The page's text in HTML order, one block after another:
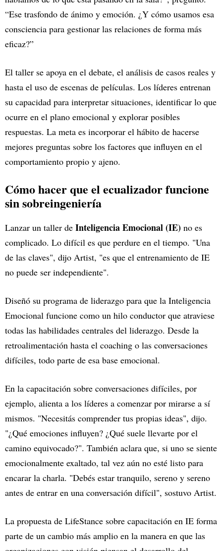
“Ese trasfondo de ánimo y emoción. ¿Y cómo usamos esa
consciencia para gestionar las relaciones de forma más
eficaz?”
El taller se apoya en el debate, el análisis de casos reales y
hasta el uso de escenas de películas. Los líderes entrenan
su capacidad para interpretar situaciones, identificar lo que
ocurre en el plano emocional y explorar posibles
respuestas. La meta es incorporar el hábito de hacerse
mejores preguntas sobre los factores que influyen en el
comportamiento propio y ajeno.
Cómo hacer que el ecualizador funcione
sin sobreingeniería
Lanzar un taller de Inteligencia Emocional (IE) no es
complicado. Lo difícil es que perdure en el tiempo. "Una
de las claves", dijo Artist, "es que el entrenamiento de IE
no puede ser independiente".
Diseñó su programa de liderazgo para que la Inteligencia
Emocional funcione como un hilo conductor que atraviese
todas las habilidades centrales del liderazgo. Desde la
retroalimentación hasta el coaching o las conversaciones
difíciles, todo parte de esa base emocional.
En la capacitación sobre conversaciones difíciles, por
ejemplo, alienta a los líderes a comenzar por mirarse a sí
mismos. "Necesitás comprender tus propias ideas", dijo.
"¿Qué emociones influyen? ¿Qué suele llevarte por el
camino equivocado?". También aclara que, si uno se siente
emocionalmente exaltado, tal vez aún no esté listo para
encarar la charla. "Debés estar tranquilo, sereno y sereno
antes de entrar en una conversación difícil", sostuvo Artist.
La propuesta de LifeStance sobre capacitación en IE forma
parte de un cambio más amplio en la manera en que las